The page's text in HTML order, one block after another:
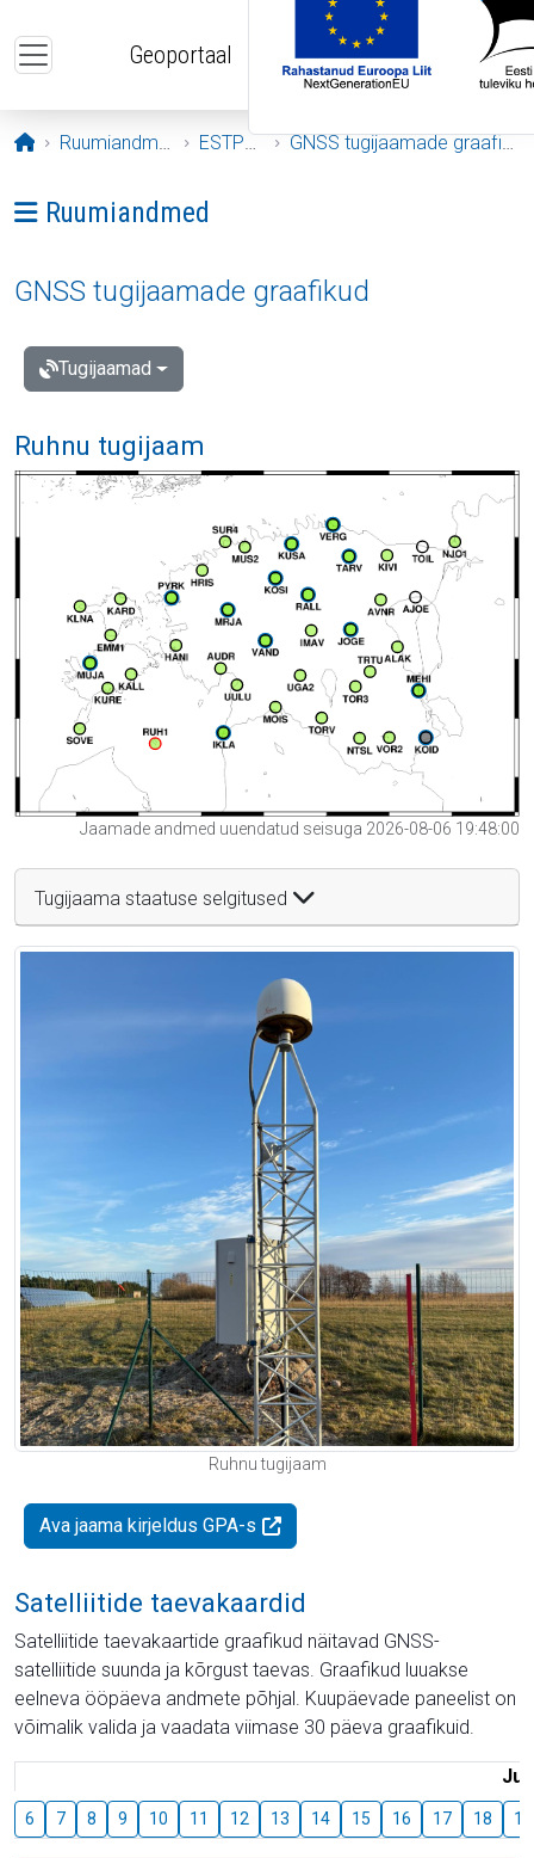
Geoportaal
Avaleht
Ruumiandmed ESTPOS GNSS tugijaamade graafikud
Ava menüü: Ruumiandmed
Ruumiandmed
GNSS tugijaamade graafikud
Tugijaamad
Ruhnu tugijaam
Jaamade andmed uuendatud seisuga 2026-08-06 19:48:00
Tugijaama staatuse selgitused
Ruhnu tugijaam
Ava jaama kirjeldus GPA-s
Satelliitide taevakaardid
Satelliitide taevakaartide graafikud näitavad GNSS-
satelliitide suunda ja kõrgust taevas. Graafikud luuakse
eelneva ööpäeva andmete põhjal. Kuupäevade paneelist on
võimalik valida ja vaadata viimase 30 päeva graafikuid.
6 7 8 9 10 11 12 13 14 15 16 17 18 19